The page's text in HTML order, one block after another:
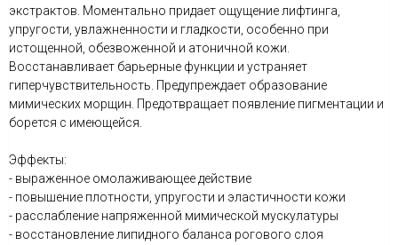
экстрактов. Моментально придает ощущение лифтинга,
упругости, увлажненности и гладкости, особенно при
истощенной, обезвоженной и атоничной кожи.
Восстанавливает барьерные функции и устраняет
гиперчувствительность. Предупреждает образование
мимических морщин. Предотвращает появление пигментации и
борется с имеющейся.
Эффекты:
- выраженное омолаживающее действие
- повышение плотности, упругости и эластичности кожи
- расслабление напряженной мимической мускулатуры
- восстановление липидного баланса рогового слоя